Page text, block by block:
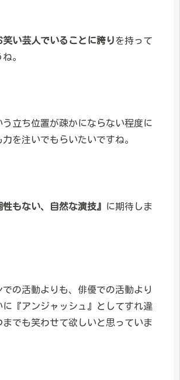
笑い芸人でいることに誇りを持って
。
う立ち位置が疎かにならない程度に
を注いでもらいたいですね。
性もない、自然な演技』
に期待しま
の活動よりも、俳優での活動より
に『アンジャッシュ』としてすれ違
までも笑わせて欲しいと思っていま